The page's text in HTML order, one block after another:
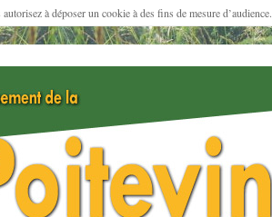
à déposer un cookie à des fins de mesure d’audience.